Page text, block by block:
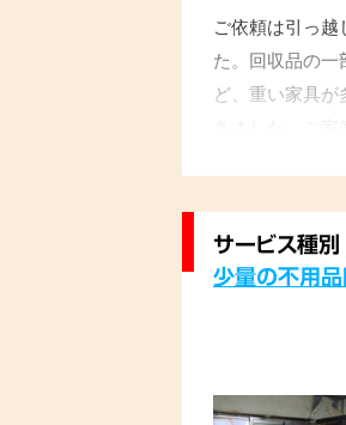
ご依頼は引っ
た。回収品の
ど、重い家具
きました。ご
いただきます
サービス種別
少量の不用